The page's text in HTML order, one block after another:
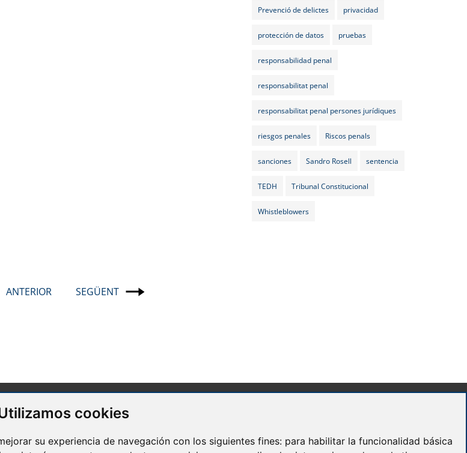
cookies
su experiencia de navegación con los siguientes fines: para habilitar la funcionalidad básica
Prevenció de delictes privacidad
protección de datos pruebas
responsabilidad penal
responsabilitat penal
responsabilitat penal persones jurídiques
riesgos penales Riscos penals
sanciones Sandro Rosell sentencia
TEDH Tribunal Constitucional
Whistleblowers
Navegació
ANTERIOR SEGÜENT
Barcelona
Avda. Diagonal, 399 Planta 1
José Abascal, 56 Planta 6